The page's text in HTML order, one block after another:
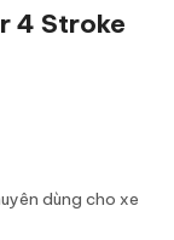
4 Stroke
dùng cho xe